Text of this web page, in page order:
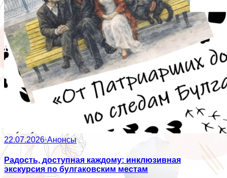
22.07.2026·Анонсы
Радость, доступная каждому: инклюзивная
экскурсия по булгаковским местам